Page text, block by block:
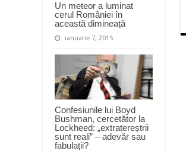
Un meteor a luminat
cerul României în
această dimineață
ianuarie 7, 2015
Confesiunile lui Boyd
Bushman, cercetător la
Lockheed: „extratereștrii
sunt reali” – adevăr sau
fabulații?